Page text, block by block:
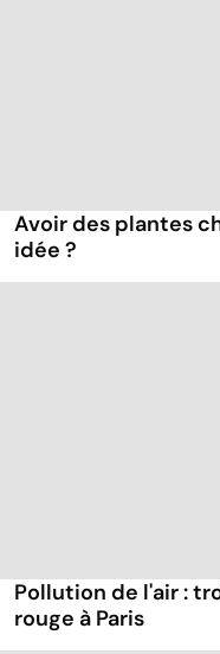
Avoir des plantes
idée ?
Pollution de l'air :
rouge à Paris